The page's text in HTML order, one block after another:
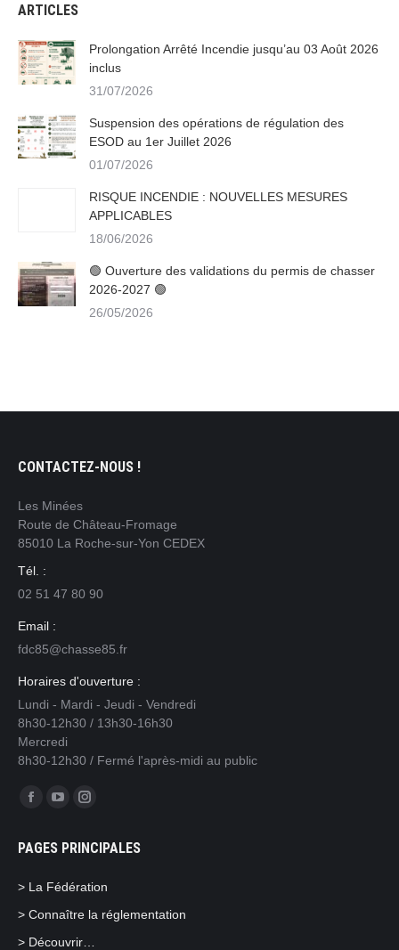
ARTICLES
Prolongation Arrêté Incendie jusqu’au 03 Août 2026
inclus
31/07/2026
Suspension des opérations de régulation des
ESOD au 1er Juillet 2026
01/07/2026
RISQUE INCENDIE : NOUVELLES MESURES
APPLICABLES
18/06/2026
🟢 Ouverture des validations du permis de chasser
2026-2027 🟢
26/05/2026
CONTACTEZ-NOUS !
Les Minées
Route de Château-Fromage
85010 La Roche-sur-Yon CEDEX
Tél. :
02 51 47 80 90
Email :
fdc85@chasse85.fr
Horaires d'ouverture :
Lundi - Mardi - Jeudi - Vendredi
8h30-12h30 / 13h30-16h30
Mercredi
8h30-12h30 / Fermé l'après-midi au public
Trouvez nous sur :
Facebook
opens
window
YouTube
opens
window
Instagram
opens
window
PAGES PRINCIPALES
> La Fédération
> Connaître la réglementation
> Découvrir…